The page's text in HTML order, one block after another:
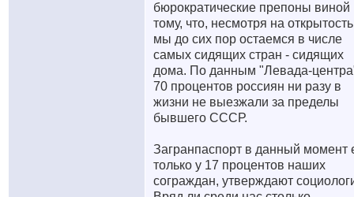
бюрократические препоны виной
тому, что, несмотря на
мы до сих пор остаемся в числе
самых сидящих стран - сидящих
дома. По данным "Левада-
70 процентов россиян ни разу в
жизни не выезжали за пределы
бывшего СССР.
Загранпаспорт в данный момент
только у 17 процентов наших
сограждан, утверждают